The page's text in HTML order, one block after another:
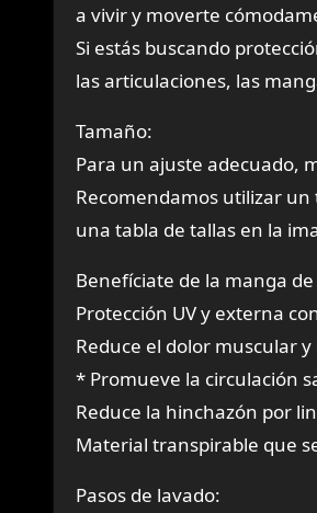
a vivir y moverte
Si estás buscando
las articulaciones, las
Tamaño:
Para un ajuste adecuado,
Recomendamos utilizar
una tabla de tallas en la
Benefíciate de la manga
Protección UV y externa
Reduce el dolor muscular
* Promueve la circulación
Reduce la hinchazón por
Material transpirable que
Pasos de lavado: